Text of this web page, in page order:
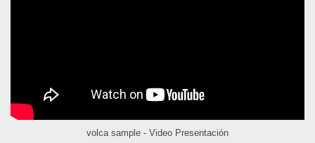
volca sample - Video Presentación